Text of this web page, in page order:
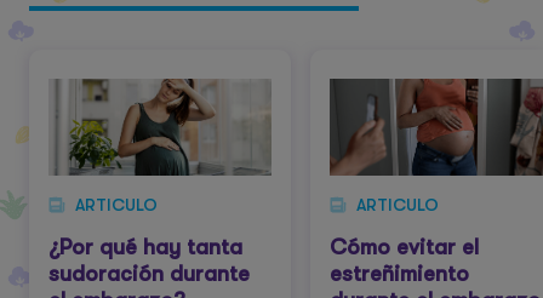
ARTICULO
¿Por qué hay tanta
sudoración durante
ARTICULO
Cómo evitar el
estreñimiento